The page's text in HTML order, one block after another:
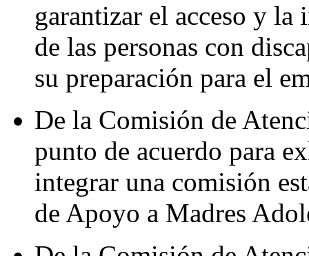
garantizar el acceso y
de las personas con
su preparación para el
De la Comisión de
punto de acuerdo para
integrar una comisión
de Apoyo a Madres